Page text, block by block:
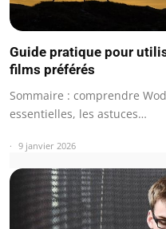
Guide pratique pour
films préférés
Sommaire : comprendre
essentielles, les astuces…
9 janvier 2026